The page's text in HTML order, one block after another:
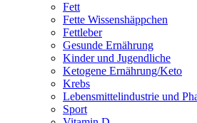
Fett
Fette Wissenshäppchen
Fettleber
Gesunde Ernährung
Kinder und Jugendliche
Ketogene Ernährung/Keto
Krebs
Lebensmittelindustrie und
Sport